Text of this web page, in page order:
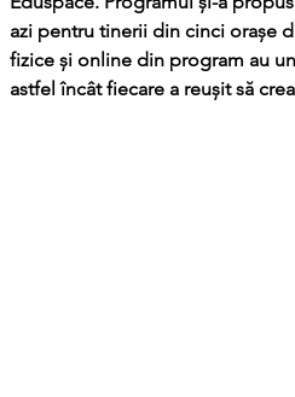
azi pentru tinerii din cinci orașe
fizice și online din program au
astfel încât fiecare a reușit să